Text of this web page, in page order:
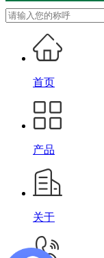
首页
产品
关于